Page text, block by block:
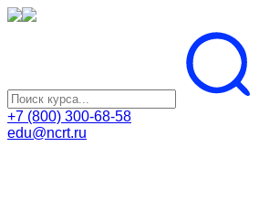
+7 (800) 300-68-58
edu@ncrt.ru